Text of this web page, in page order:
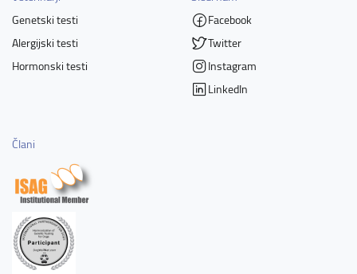
Genetski testi
Alergijski testi
Hormonski testi
Facebook
Twitter
Instagram
LinkedIn
Člani